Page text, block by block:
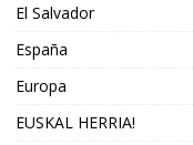
El Salvador
España
Europa
EUSKAL HERRIA!